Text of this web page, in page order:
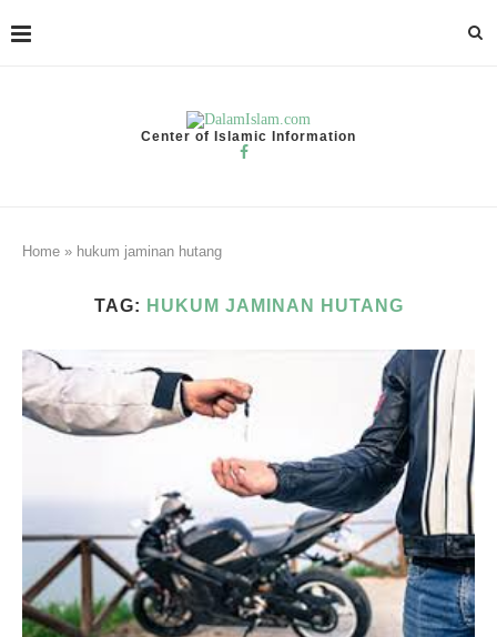
Center of Islamic Information
Home » hukum jaminan hutang
TAG: HUKUM JAMINAN HUTANG